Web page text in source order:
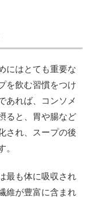
にはとても重要な
を飲む習慣をつけ
あれば、コンソメ
ると、胃や腸など
され、スープの後
。
最も体に吸収され
維が豊富に含まれ